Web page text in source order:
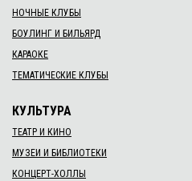
НОЧНЫЕ КЛУБЫ
БОУЛИНГ И БИЛЬЯРД
КАРАОКЕ
ТЕМАТИЧЕСКИЕ КЛУБЫ
КУЛЬТУРА
ТЕАТР И КИНО
МУЗЕИ И БИБЛИОТЕКИ
КОНЦЕРТ-ХОЛЛЫ